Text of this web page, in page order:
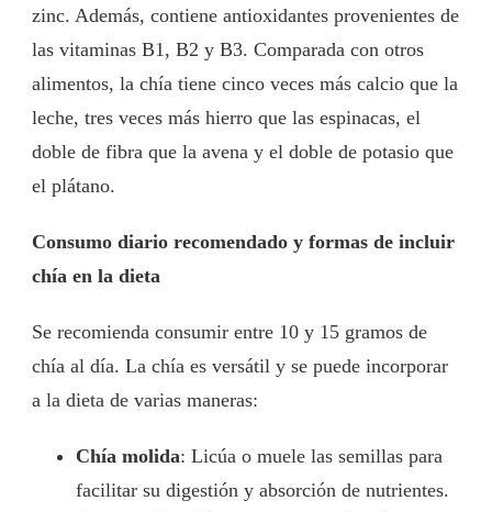
zinc. Además, contiene antioxidantes provenientes de
las vitaminas B1, B2 y B3. Comparada con otros
alimentos, la chía tiene cinco veces más calcio que la
leche, tres veces más hierro que las espinacas, el
doble de fibra que la avena y el doble de potasio que
el plátano.
Consumo diario recomendado y formas de incluir
chía en la dieta
Se recomienda consumir entre 10 y 15 gramos de
chía al día. La chía es versátil y se puede incorporar
a la dieta de varias maneras:
Chía molida: Licúa o muele las semillas para
facilitar su digestión y absorción de nutrientes.